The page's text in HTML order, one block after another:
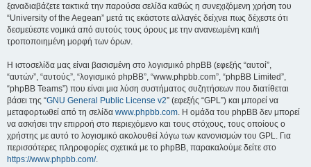
ξαναδιαβάζετε τακτικά την παρούσα σελίδα καθώς η συνεχιζόμενη χρήση του
“University of the Aegean” μετά τις εκάστοτε αλλαγές δείχνει πως δέχεστε ότι
δεσμεύεστε νομικά από αυτούς τους όρους με την ανανεωμένη και/ή
τροποποιημένη μορφή των όρων.
Η ιστοσελίδα μας είναι βασισμένη στο λογισμικό phpBB (εφεξής “αυτοί”,
“αυτών”, “αυτούς”, “λογισμικό phpBB”, “www.phpbb.com”, “phpBB Limited”,
“phpBB Teams”) που είναι μια λύση συστήματος συζητήσεων που διατίθεται
βάσει της “GNU General Public License v2” (εφεξής “GPL”) και μπορεί να
μεταφορτωθεί από τη σελίδα www.phpbb.com. Η ομάδα του phpBB δεν μπορεί
να ασκήσει την επιρροή στο περιεχόμενο και τους στόχους, τους οποίους ο
χρήστης με αυτό το λογισμικό ακολουθεί λόγω των κανονισμών του GPL. Για
περισσότερες πληροφορίες σχετικά με το phpBB, παρακαλούμε δείτε στο
https://www.phpbb.com/.